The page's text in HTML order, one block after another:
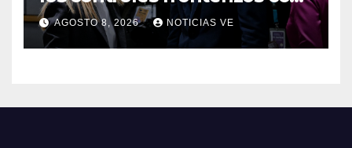
Italia tras el rechazo de Roma
a retirar las restricciones
AGOSTO 8, 2026 NOTICIAS VE